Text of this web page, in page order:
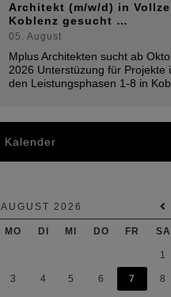
Architekt (m/w/d) in
Koblenz gesucht …
05. August
Mplus Architekten sucht ab
2026 Unterstüzung für Projekte
den Leistungsphasen 1-8 in
Kalender
AUGUST 2026
MO DI MI DO FR SA
1
3 4 5 6 7 8